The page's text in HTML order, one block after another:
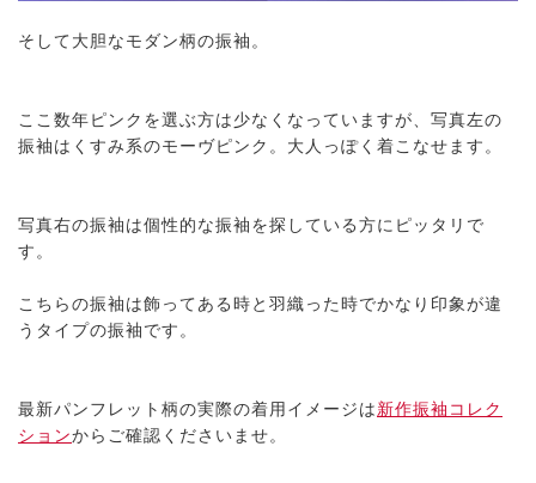
そして大胆なモダン柄の振袖。
ここ数年ピンクを選ぶ方は少なくなっていますが、写真左の
振袖はくすみ系のモーヴピンク。大人っぽく着こなせます。
写真右の振袖は個性的な振袖を探している方にピッタリで
す。
こちらの振袖は飾ってある時と羽織った時でかなり印象が違
うタイプの振袖です。
最新パンフレット柄の実際の着用イメージは新作振袖コレク
ションからご確認くださいませ。